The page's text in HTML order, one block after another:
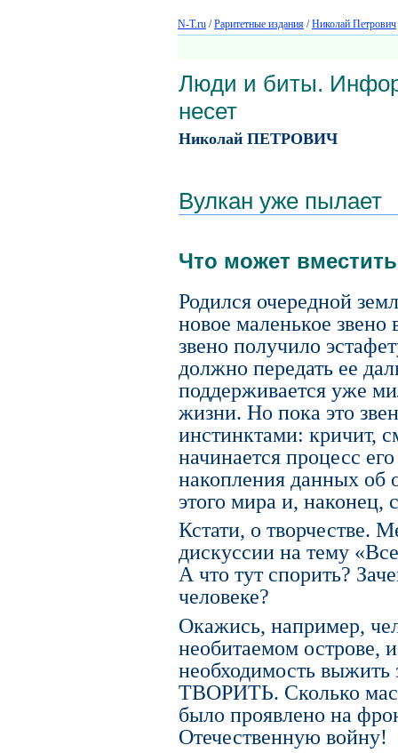
N-T.ru /Раритетные издания /Николай Петрович
Люди и биты.
несет
Николай ПЕТРОВИЧ
Вулкан уже пылает
Что может
Родился очередной
новое маленькое
звено получило
должно передать ее
поддерживается уже
жизни. Но пока это
инстинктами: кричит,
начинается процесс
накопления данных
этого мира и, наконец,
Кстати, о творчестве.
дискуссии на тему
А что тут спорить?
человеке?
Окажись, например,
необитаемом острове,
необходимость выжить
ТВОРИТЬ. Сколько
было проявлено на
Отечественную войну!